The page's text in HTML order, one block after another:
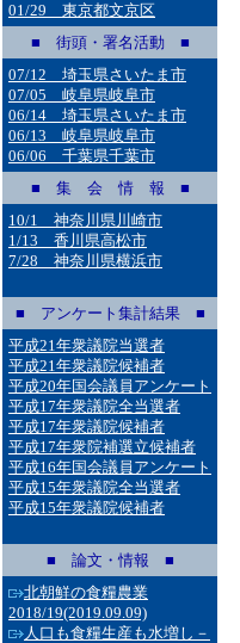
01/29 東京都文京区
■ 街頭・署名活動 ■
07/12 埼玉県さいたま市
07/05 岐阜県岐阜市
06/14 埼玉県さいたま市
06/13 岐阜県岐阜市
06/06 千葉県千葉市
■ 集 会 情 報 ■
10/1 神奈川県川崎市
1/13 香川県高松市
7/28 神奈川県横浜市
■ アンケート集計結果 ■
平成21年衆議院当選者
平成21年衆議院候補者
平成20年国会議員アンケート
平成17年衆議院全当選者
平成17年衆議院候補者
平成17年衆院補選立候補者
平成16年国会議員アンケート
平成15年衆議院全当選者
平成15年衆議院候補者
■ 論文・情報 ■
北朝鮮の食糧農業
2018/19(2019.09.09)
人口も食糧生産も水増し－